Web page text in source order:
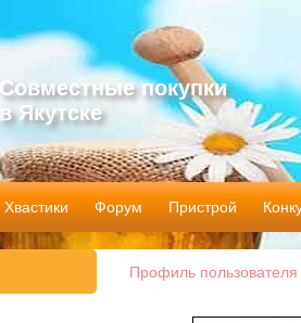
Совместные покупки
в Якутске
Хвастики Форум Пристрой
Профиль